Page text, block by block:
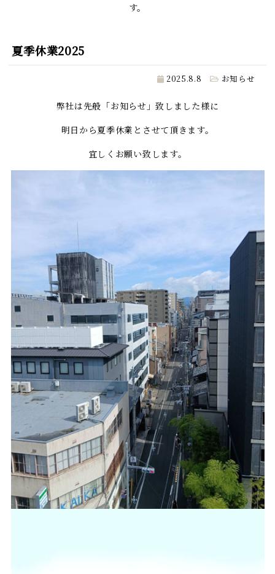
す。
夏季休業2025
2025.8.8 お知らせ
弊社は先般「お知らせ」致しました様に
明日から夏季休業とさせて頂きます。
宜しくお願い致します。